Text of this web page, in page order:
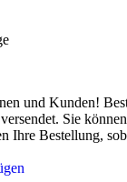
und Kunden!
Sie
Ihre Bestellung,